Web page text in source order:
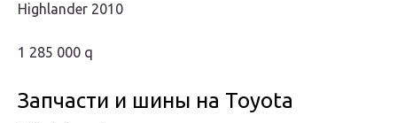
Highlander 2010
1 285 000 q
Запчасти и шины на Toyota